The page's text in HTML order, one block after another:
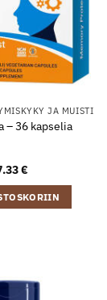
JA MUISTI
– 36 kapselia
€